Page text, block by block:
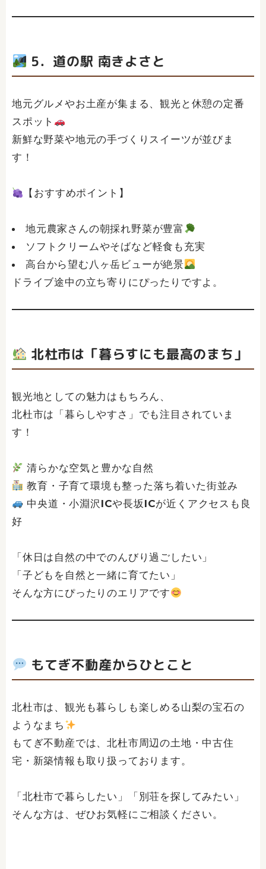
5．道の駅 南きよさと
地元グルメやお土産が集まる、観光と休憩の定番
スポット
新鮮な野菜や地元の手づくりスイーツが並びま
す！
【おすすめポイント】
地元農家さんの朝採れ野菜が豊富
ソフトクリームやそばなど軽食も充実
高台から望む八ヶ岳ビューが絶景
ドライブ途中の立ち寄りにぴったりですよ。
北杜市は「暮らすにも最高のまち」
観光地としての魅力はもちろん、
北杜市は「暮らしやすさ」でも注目されていま
す！
清らかな空気と豊かな自然
教育・子育て環境も整った落ち着いた街並み
中央道・小淵沢ICや長坂ICが近くアクセスも良
好
「休日は自然の中でのんびり過ごしたい」
「子どもを自然と一緒に育てたい」
そんな方にぴったりのエリアです
もてぎ不動産からひとこと
北杜市は、観光も暮らしも楽しめる山梨の宝石の
ようなまち
もてぎ不動産では、北杜市周辺の土地・中古住
宅・新築情報も取り扱っております。
「北杜市で暮らしたい」「別荘を探してみたい」
そんな方は、ぜひお気軽にご相談ください。